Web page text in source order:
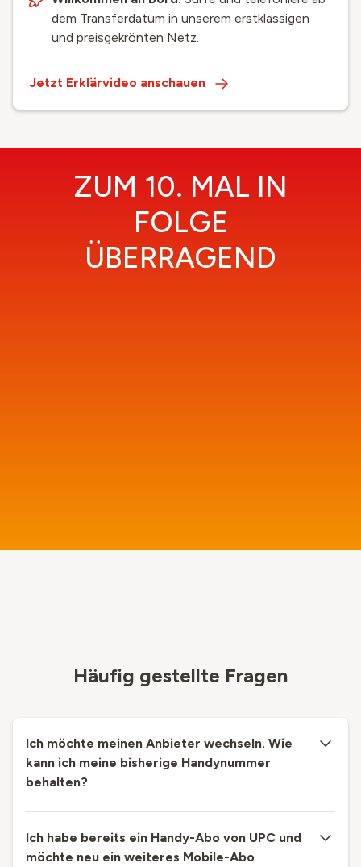
dem Transferdatum in unserem erstklassigen
und preisgekrönten Netz.
Jetzt Erklärvideo anschauen
ZUM 10. MAL IN
FOLGE
ÜBERRAGEND
Häufig gestellte Fragen
Ich möchte meinen Anbieter wechseln. Wie
kann ich meine bisherige Handynummer
behalten?
Ich habe bereits ein Handy-Abo von UPC und
möchte neu ein weiteres Mobile-Abo